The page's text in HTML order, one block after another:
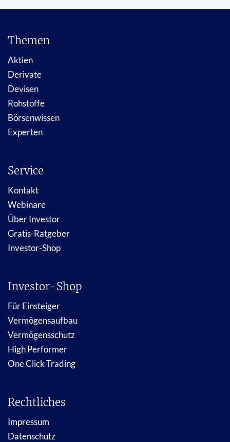
Themen
Aktien
Derivate
Devisen
Rohstoffe
Börsenwissen
Experten
Service
Kontakt
Webinare
Über Investor
Gratis-Ratgeber
Investor-Shop
Investor-Shop
Für Einsteiger
Vermögensaufbau
Vermögensschutz
High Performer
One Click Trading
Rechtliches
Impressum
Datenschutz